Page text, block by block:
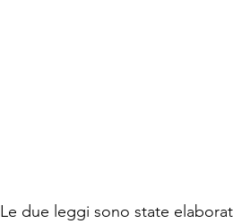
Le due leggi sono state